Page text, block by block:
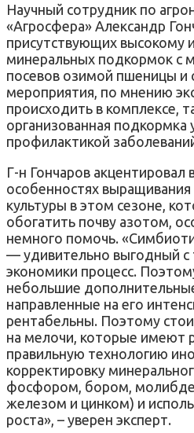
Научный сотрудник по
«Агросфера» Александр
присутствующих высокому
минеральных подкормок с
посевов озимой пшеницы и
мероприятия, по мнению
происходить в комплексе,
организованная подкормка
профилактикой
Г-н Гончаров акцентировал
особенностях
культуры в этом сезоне,
обогатить почву азотом,
немного помочь.
— удивительно выгодный с
экономики процесс.
небольшие
направленные на его
рентабельны. Поэтому
на мелочи, которые
правильную технологию
корректировку
фосфором, бором,
железом и цинком) и
роста», – уверен эксперт.